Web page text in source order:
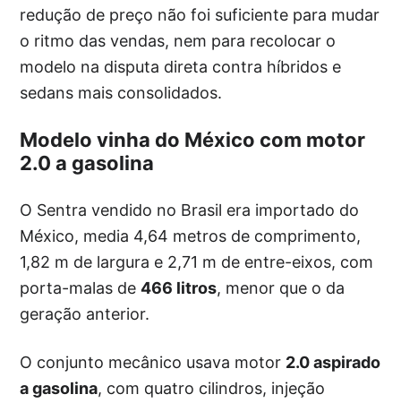
redução de preço não foi suficiente para mudar
o ritmo das vendas, nem para recolocar o
modelo na disputa direta contra híbridos e
sedans mais consolidados.
Modelo vinha do México com motor
2.0 a gasolina
O Sentra vendido no Brasil era importado do
México, media 4,64 metros de comprimento,
1,82 m de largura e 2,71 m de entre-eixos, com
porta-malas de466 litros, menor que o da
geração anterior.
O conjunto mecânico usava motor 2.0 aspirado
a gasolina, com quatro cilindros, injeção